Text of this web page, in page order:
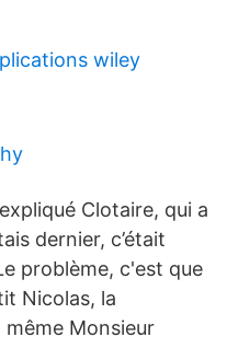
wiley
Clotaire, qui a
dernier, c’était
problème, c'est que
Nicolas, la
Monsieur